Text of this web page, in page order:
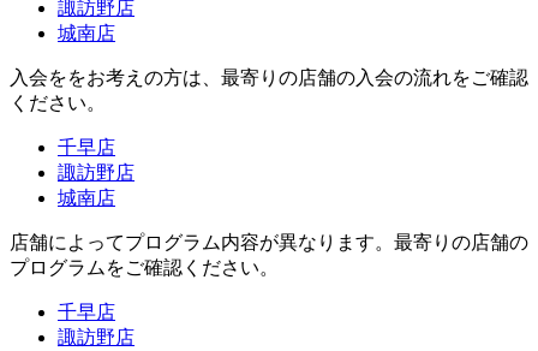
諏訪野店
城南店
入会ををお考えの方は、最寄りの店舗の入会の流れをご確認
ください。
千早店
諏訪野店
城南店
店舗によってプログラム内容が異なります。最寄りの店舗の
プログラムをご確認ください。
千早店
諏訪野店